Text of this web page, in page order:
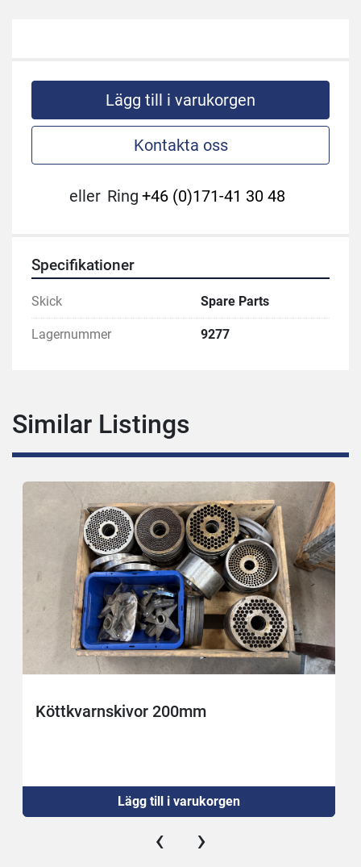
Lägg till i varukorgen
Kontakta oss
eller Ring +46 (0)171-41 30 48
Specifikationer
Skick Spare Parts
Lagernummer 9277
Similar Listings
Köttkvarnskivor 200mm
Lägg till i varukorgen
‹ ›